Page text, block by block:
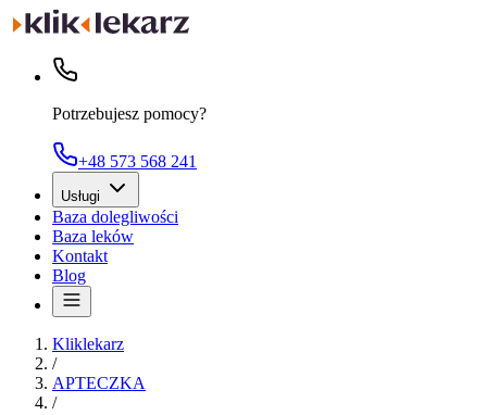
Potrzebujesz pomocy?
+48 573 568 241
Usługi
Baza dolegliwości
Baza leków
Kontakt
Blog
Kliklekarz
/
APTECZKA
/